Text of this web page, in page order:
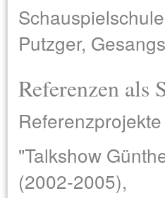
Putzger,
Referenzen als
Referenzprojekte
"Talkshow
(2002-2005),